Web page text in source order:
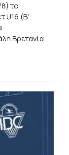
το
U16 (B’
Βρετανία